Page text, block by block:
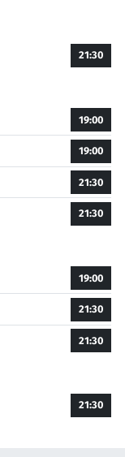
21:30
19:00
19:00
21:30
21:30
19:00
21:30
21:30
21:30